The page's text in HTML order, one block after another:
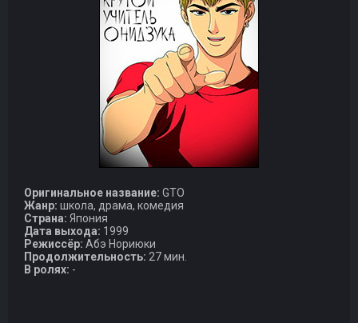
Оригинальное название: GTO
Жанр: школа, драма, комедия
Страна: Япония
Дата выхода: 1999
Режиссёр: Абэ Нориюки
Продолжительность: 27 мин.
В ролях: -